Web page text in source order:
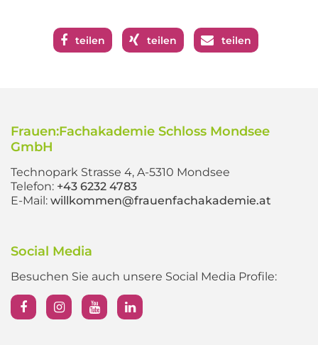
teilen teilen teilen
Frauen:Fachakademie Schloss Mondsee
GmbH
Technopark Strasse 4, A-5310 Mondsee
Telefon: +43 6232 4783
E-Mail: willkommen@frauenfachakademie.at
Social Media
Besuchen Sie auch unsere Social Media Profile: